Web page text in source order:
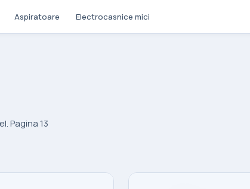
Aspiratoare Electrocasnice mici
Pagina 13